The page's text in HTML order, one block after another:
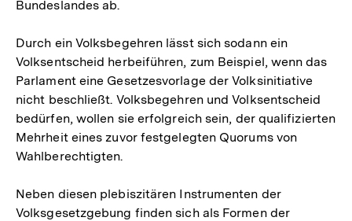
Bundeslandes ab.
Durch ein Volksbegehren lässt sich sodann ein
Volksentscheid herbeiführen, zum Beispiel, wenn das
Parlament eine Gesetzesvorlage der Volksinitiative
nicht beschließt. Volksbegehren und Volksentscheid
bedürfen, wollen sie erfolgreich sein, der qualifizierten
Mehrheit eines zuvor festgelegten Quorums von
Wahlberechtigten.
Neben diesen plebiszitären Instrumenten der
Volksgesetzgebung finden sich als Formen der